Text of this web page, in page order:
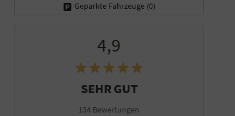
Geparkte Fahrzeuge (0)
4,9
SEHR GUT
134 Bewertungen